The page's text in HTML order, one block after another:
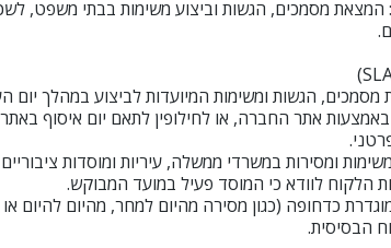
(עד 09:00): קבלת מסמכים, הגשות ומשימות המיועדות לביצוע
ומסירות במשרדי ממשלה, עיריות ומוסדות
הלקוח לוודא כי המוסד פעיל במועד המבוקש.
כדחופה (כגון מסירה מהיום למחר, מהיום להיום